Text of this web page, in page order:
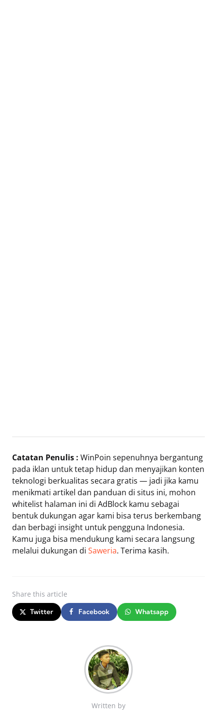
Catatan Penulis : WinPoin sepenuhnya bergantung
pada iklan untuk tetap hidup dan menyajikan konten
teknologi berkualitas secara gratis — jadi jika kamu
menikmati artikel dan panduan di situs ini, mohon
whitelist halaman ini di AdBlock kamu sebagai
bentuk dukungan agar kami bisa terus berkembang
dan berbagi insight untuk pengguna Indonesia.
Kamu juga bisa mendukung kami secara langsung
melalui dukungan di Saweria. Terima kasih.
Share this article
Twitter Facebook Whatsapp
Written by